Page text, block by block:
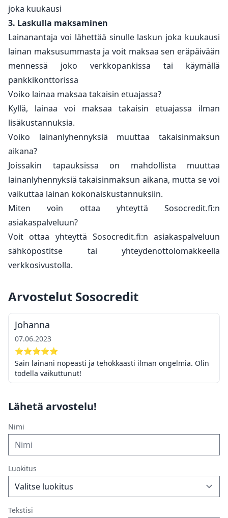
joka kuukausi
3. Laskulla maksaminen
Lainanantaja voi lähettää sinulle laskun joka kuukausi
lainan maksusummasta ja voit maksaa sen eräpäivään
mennessä joko verkkopankissa tai käymällä
pankkikonttorissa
Voiko lainaa maksaa takaisin etuajassa?
Kyllä, lainaa voi maksaa takaisin etuajassa ilman
lisäkustannuksia.
Voiko lainanlyhennyksiä muuttaa takaisinmaksun
aikana?
Joissakin tapauksissa on mahdollista muuttaa
lainanlyhennyksiä takaisinmaksun aikana, mutta se voi
vaikuttaa lainan kokonaiskustannuksiin.
Miten voin ottaa yhteyttä Sosocredit.fi:n
asiakaspalveluun?
Voit ottaa yhteyttä Sosocredit.fi:n asiakaspalveluun
sähköpostitse tai yhteydenottolomakkeella
verkkosivustolla.
Arvostelut Sosocredit
Johanna
07.06.2023
⭐⭐⭐⭐⭐
Sain lainani nopeasti ja tehokkaasti ilman ongelmia. Olin
todella vaikuttunut!
Lähetä arvostelu!
Nimi
Luokitus
Tekstisi